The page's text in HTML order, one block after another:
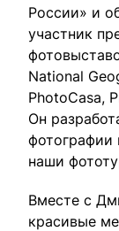
России» и
участник
National
PhotoCasa,
Он
фотографии
наши
Вместе с
красивые